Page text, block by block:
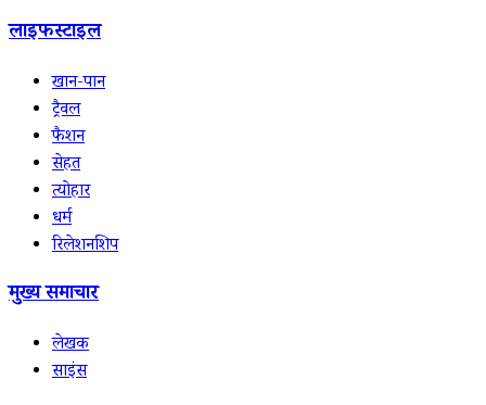
लाइफस्टाइल
खान-पान
ट्रैवल
फैशन
सेहत
त्योहार
धर्म
रिलेशनशिप
मुख्य समाचार
लेखक
साइंस